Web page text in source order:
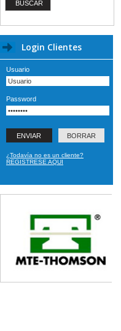
Login Clientes
Usuario
Password
¿Todavía no es un cliente?
REGISTRESE AQUI